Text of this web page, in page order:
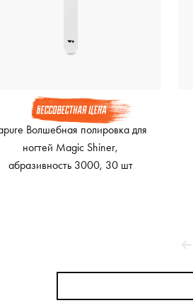
Волшебная полировка для
ногтей Magic Shiner,
абразивность 3000, 30 шт